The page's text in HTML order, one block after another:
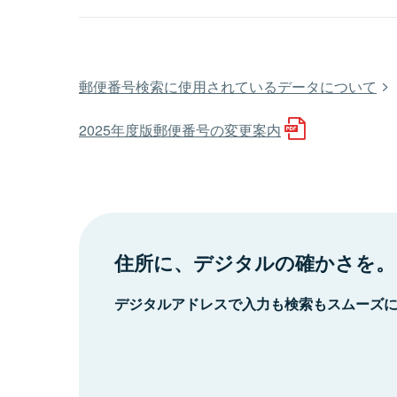
郵便番号検索に使用されているデータについて
2025年度版郵便番号の変更案内
住所に、デジタルの確かさを。
デジタルアドレスで入力も検索もスムーズ